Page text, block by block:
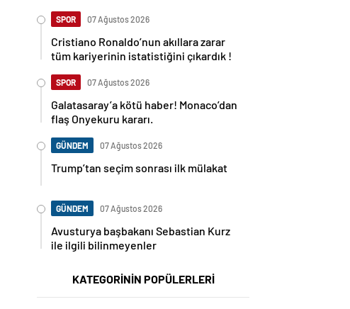
SPOR 07 Ağustos 2026
Cristiano Ronaldo’nun akıllara zarar
tüm kariyerinin istatistiğini çıkardık !
SPOR 07 Ağustos 2026
Galatasaray’a kötü haber! Monaco’dan
flaş Onyekuru kararı.
GÜNDEM 07 Ağustos 2026
Trump’tan seçim sonrası ilk mülakat
GÜNDEM 07 Ağustos 2026
Avusturya başbakanı Sebastian Kurz
ile ilgili bilinmeyenler
KATEGORİNİN POPÜLERLERİ